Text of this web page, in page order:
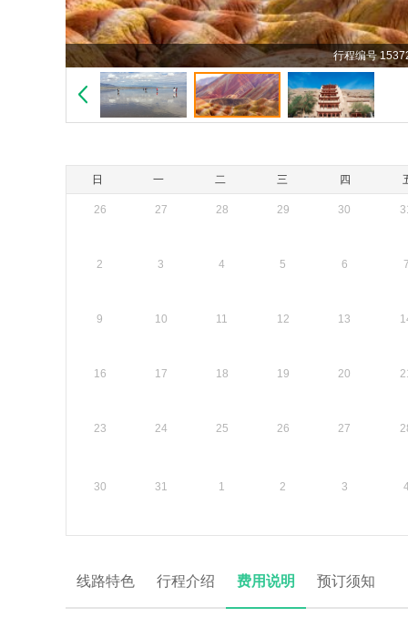
行程编号
日 一 二 三 四
26 27 28 29 30
2 3 4 5 6
9 10 11 12 13
16 17 18 19 20
23 24 25 26 27
30 31 1 2 3
线路特色 行程介绍 费用说明 预订须知